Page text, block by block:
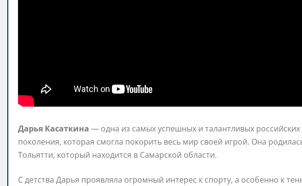
Дарья Касаткина — одна из самых успешных и талантливых российских
поколения, которая смогла покорить весь мир своей игрой. Она
Тольятти, который находится в Самарской области.
С детства Дарья проявляла огромный интерес к спорту, а особенно к